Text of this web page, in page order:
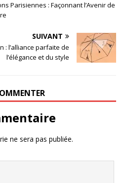
Parisiennes : Façonnant l’Avenir de
SUIVANT
: l’alliance parfaite de
l’élégance et du style
ne sera pas publiée.